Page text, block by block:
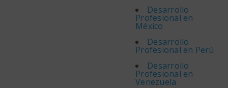
Desarrollo
Profesional en
México
Desarrollo
Profesional en Perú
Desarrollo
Profesional en
Venezuela